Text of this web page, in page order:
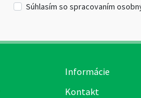
Súhlasím so spracovaním
Informácie
Kontakt